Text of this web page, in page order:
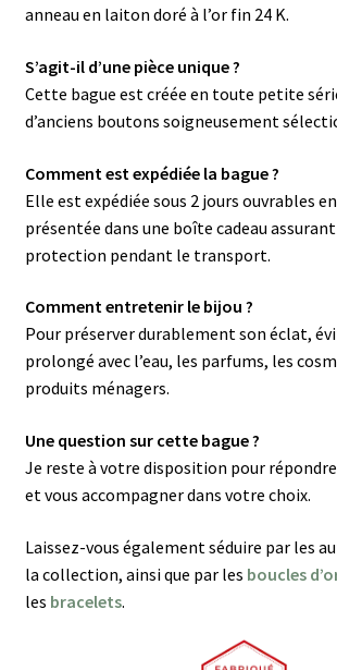
anneau en laiton doré à l’or fin 24 K.
S’agit-il d’une pièce unique ?
Cette bague est créée en toute petite
d’anciens boutons soigneusement
Comment est expédiée la bague ?
Elle est expédiée sous 2 jours ouvrables
présentée dans une boîte cadeau
protection pendant le transport.
Comment entretenir le bijou ?
Pour préserver durablement son éclat,
prolongé avec l’eau, les parfums, les
produits ménagers.
Une question sur cette bague ?
Je reste à votre disposition pour
et vous accompagner dans votre choix.
Laissez-vous également séduire par les
la collection, ainsi que par les boucles
les bracelets.